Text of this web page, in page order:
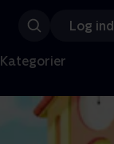
Log ind
Kategorier